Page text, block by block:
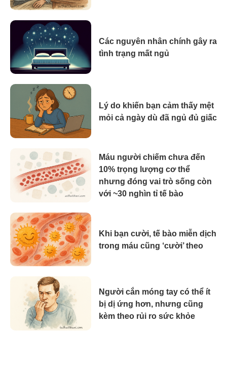
Các nguyên nhân chính gây ra
tình trạng mất ngủ
Lý do khiến bạn cảm thấy mệt
mỏi cả ngày dù đã ngủ đủ giấc
Máu người chiếm chưa đến
10% trọng lượng cơ thể
nhưng đóng vai trò sống còn
với ~30 nghìn tỉ tế bào
Khi bạn cười, tế bào miễn dịch
trong máu cũng ‘cười’ theo
Người cắn móng tay có thể ít
bị dị ứng hơn, nhưng cũng
kèm theo rủi ro sức khỏe